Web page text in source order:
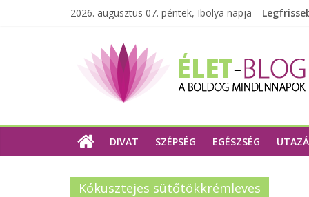
2026. augusztus 07. péntek, Ibolya napja
DIVAT SZÉPSÉG EGÉSZSÉG
Kókusztejes sütőtökkrémleves